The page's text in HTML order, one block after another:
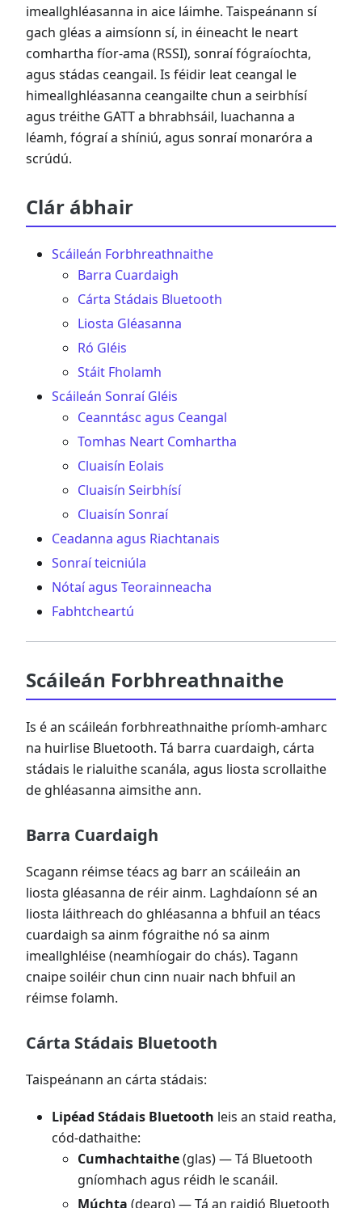
imeallghléasanna in aice láimhe. Taispeánann sí
gach gléas a aimsíonn sí, in éineacht le neart
comhartha fíor-ama (RSSI), sonraí fógraíochta,
agus stádas ceangail. Is féidir leat ceangal le
himeallghléasanna ceangailte chun a seirbhísí
agus tréithe GATT a bhrabhsáil, luachanna a
léamh, fógraí a shíniú, agus sonraí monaróra a
scrúdú.
Clár ábhair
Scáileán Forbhreathnaithe
Barra Cuardaigh
Cárta Stádais Bluetooth
Liosta Gléasanna
Ró Gléis
Stáit Fholamh
Scáileán Sonraí Gléis
Ceanntásc agus Ceangal
Tomhas Neart Comhartha
Cluaisín Eolais
Cluaisín Seirbhísí
Cluaisín Sonraí
Ceadanna agus Riachtanais
Sonraí teicniúla
Nótaí agus Teorainneacha
Fabhtcheartú
Scáileán Forbhreathnaithe
Is é an scáileán forbhreathnaithe príomh-amharc
na huirlise Bluetooth. Tá barra cuardaigh, cárta
stádais le rialuithe scanála, agus liosta scrollaithe
de ghléasanna aimsithe ann.
Barra Cuardaigh
Scagann réimse téacs ag barr an scáileáin an
liosta gléasanna de réir ainm. Laghdaíonn sé an
liosta láithreach do ghléasanna a bhfuil an téacs
cuardaigh sa ainm fógraithe nó sa ainm
imeallghléise (neamhíogair do chás). Tagann
cnaipe soiléir chun cinn nuair nach bhfuil an
réimse folamh.
Cárta Stádais Bluetooth
Taispeánann an cárta stádais:
Lipéad Stádais Bluetooth leis an staid reatha,
cód-dathaithe:
Cumhachtaithe(glas) — Tá Bluetooth
gníomhach agus réidh le scanáil.
Múchta (dearg) — Tá an raidió Bluetooth